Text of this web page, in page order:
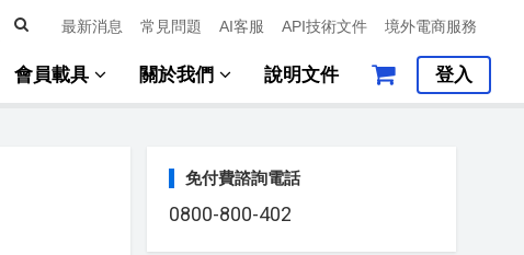
最新消息 常見問題 AI客服 API技術文件 境外電商服務
會員載具 關於我們 說明文件 登入
免付費諮詢電話
0800-800-402